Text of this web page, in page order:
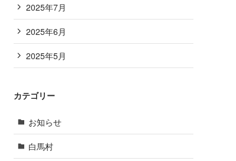
2025年7月
2025年6月
2025年5月
カテゴリー
お知らせ
白馬村